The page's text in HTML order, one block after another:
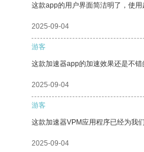
这款app的用户界面简洁明了，使用
2025-09-04
游客
这款加速器app的加速效果还是不
2025-09-04
游客
这款加速器VPM应用程序已经为我
2025-09-04